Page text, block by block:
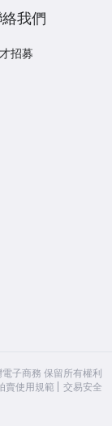
我們
招募
子商務 保留所有權利
賣使用規範 交易安全